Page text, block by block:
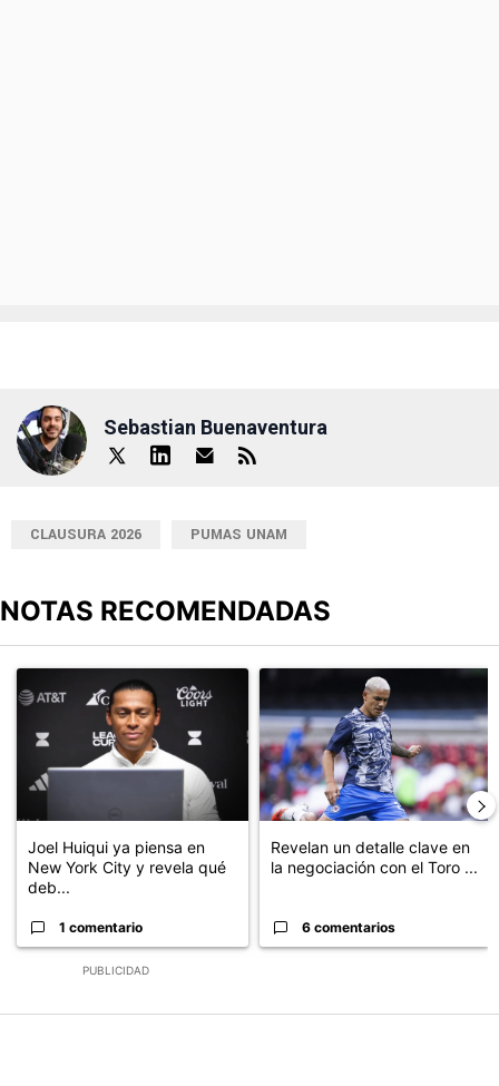
Sebastian Buenaventura
CLAUSURA 2026 PUMAS UNAM
NOTAS RECOMENDADAS
PUBLICIDAD
Un artículo de tendencia con el título "Joel Huiqui ya piensa en
Joel Huiqui ya piensa en
New York City y revela qué
deb...
1 comentario
Un artículo de tendencia con
Revelan un detalle clave en
la negociación con el Toro ...
6 comentarios